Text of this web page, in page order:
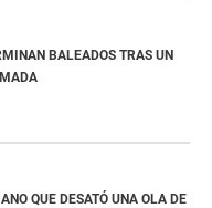
BALEADOS TRAS UN
QUE DESATÓ UNA OLA DE